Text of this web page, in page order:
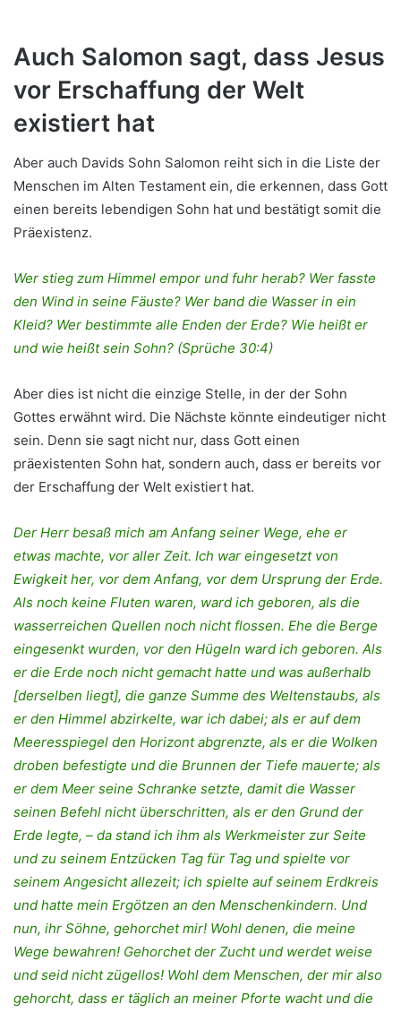
Auch Salomon sagt, dass Jesus
vor Erschaffung der Welt
existiert hat
Aber auch Davids Sohn Salomon reiht sich in die Liste der
Menschen im Alten Testament ein, die erkennen, dass Gott
einen bereits lebendigen Sohn hat und bestätigt somit die
Präexistenz.
Wer stieg zum Himmel empor und fuhr herab? Wer fasste
den Wind in seine Fäuste? Wer band die Wasser in ein
Kleid? Wer bestimmte alle Enden der Erde? Wie heißt er
und wie heißt sein Sohn? (Sprüche 30:4)
Aber dies ist nicht die einzige Stelle, in der der Sohn
Gottes erwähnt wird. Die Nächste könnte eindeutiger nicht
sein. Denn sie sagt nicht nur, dass Gott einen
präexistenten Sohn hat, sondern auch, dass er bereits vor
der Erschaffung der Welt existiert hat.
Der Herr besaß mich am Anfang seiner Wege, ehe er
etwas machte, vor aller Zeit. Ich war eingesetzt von
Ewigkeit her, vor dem Anfang, vor dem Ursprung der Erde.
Als noch keine Fluten waren, ward ich geboren, als die
wasserreichen Quellen noch nicht flossen. Ehe die Berge
eingesenkt wurden, vor den Hügeln ward ich geboren. Als
er die Erde noch nicht gemacht hatte und was außerhalb
[derselben liegt], die ganze Summe des Weltenstaubs, als
er den Himmel abzirkelte, war ich dabei; als er auf dem
Meeresspiegel den Horizont abgrenzte, als er die Wolken
droben befestigte und die Brunnen der Tiefe mauerte; als
er dem Meer seine Schranke setzte, damit die Wasser
seinen Befehl nicht überschritten, als er den Grund der
Erde legte, – da stand ich ihm als Werkmeister zur Seite
und zu seinem Entzücken Tag für Tag und spielte vor
seinem Angesicht allezeit; ich spielte auf seinem Erdkreis
und hatte mein Ergötzen an den Menschenkindern. Und
nun, ihr Söhne, gehorchet mir! Wohl denen, die meine
Wege bewahren! Gehorchet der Zucht und werdet weise
und seid nicht zügellos! Wohl dem Menschen, der mir also
gehorcht, dass er täglich an meiner Pforte wacht und die